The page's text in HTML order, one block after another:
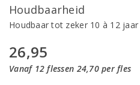
Houdbaarheid
Houdbaar tot zeker 10 à 12
26,95
Vanaf 12 flessen 24,70 per fles